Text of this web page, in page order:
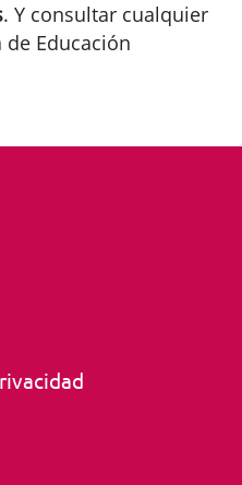
. Y consultar cualquier
Educación